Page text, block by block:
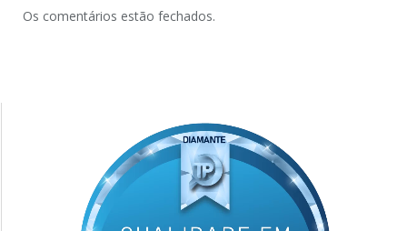
Os comentários estão fechados.